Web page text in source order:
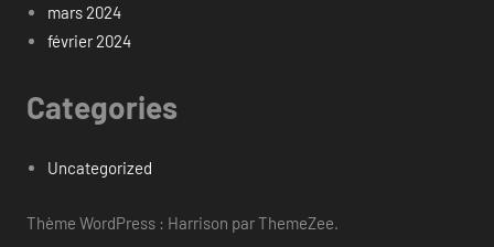
mars 2024
février 2024
Categories
Uncategorized
Thème WordPress : Harrison par ThemeZee.